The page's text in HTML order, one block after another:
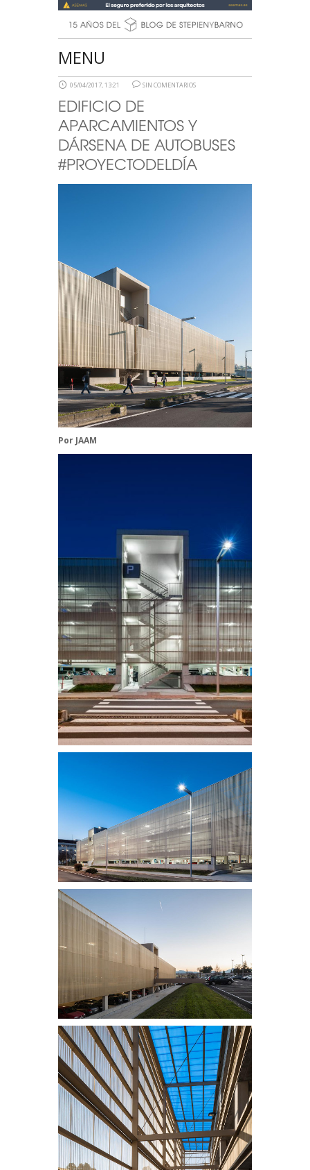
MENU
05/04/2017, 13:21 SIN COMENTARIOS
EDIFICIO DE
APARCAMIENTOS Y
DÁRSENA DE AUTOBUSES
#PROYECTODELDÍA
Por JAAM